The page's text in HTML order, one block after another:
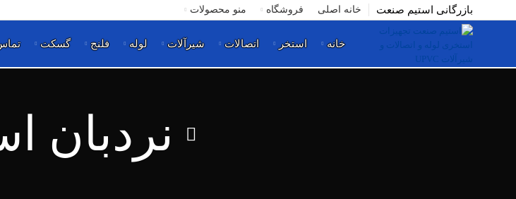
بازرگانی استیم صنعت خانه اصلی فروشگاه منو محصولات
خانه استخر اتصالات شیرآلات لوله فلنج گسکت
نردبان